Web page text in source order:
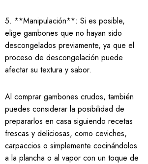
5. **Manipulación**: Si es posible,
elige gambones que no hayan sido
descongelados previamente, ya que el
proceso de descongelación puede
afectar su textura y sabor.
Al comprar gambones crudos, también
puedes considerar la posibilidad de
prepararlos en casa siguiendo recetas
frescas y deliciosas, como ceviches,
carpaccios o simplemente cocinándolos
a la plancha o al vapor con un toque de